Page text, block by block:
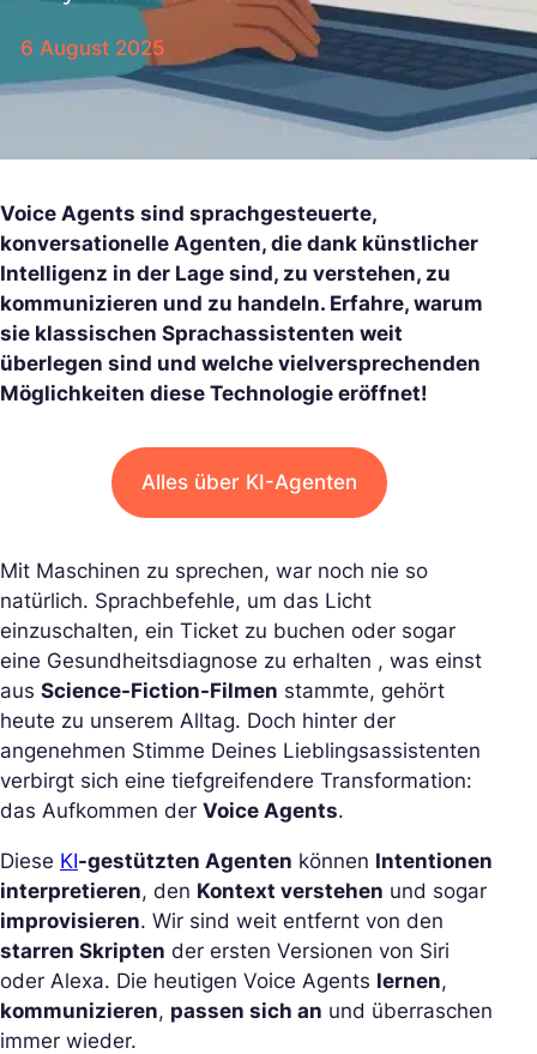
6 August 2025
Voice Agents sind sprachgesteuerte,
konversationelle Agenten, die dank künstlicher
Intelligenz in der Lage sind, zu verstehen, zu
kommunizieren und zu handeln. Erfahre, warum
sie klassischen Sprachassistenten weit
überlegen sind und welche vielversprechenden
Möglichkeiten diese Technologie eröffnet!
Alles über KI-Agenten
Mit Maschinen zu sprechen, war noch nie so
natürlich. Sprachbefehle, um das Licht
einzuschalten, ein Ticket zu buchen oder sogar
eine Gesundheitsdiagnose zu erhalten , was einst
aus Science-Fiction-Filmen stammte, gehört
heute zu unserem Alltag. Doch hinter der
angenehmen Stimme Deines Lieblingsassistenten
verbirgt sich eine tiefgreifendere Transformation:
das Aufkommen der Voice Agents.
Diese KI-gestützten Agenten können Intentionen
interpretieren, den Kontext verstehen und sogar
improvisieren. Wir sind weit entfernt von den
starren Skripten der ersten Versionen von Siri
oder Alexa. Die heutigen Voice Agents lernen,
kommunizieren, passen sich an und überraschen
immer wieder.